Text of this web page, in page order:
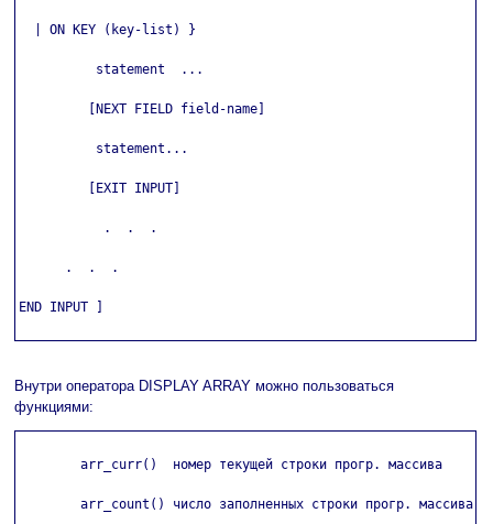
  | ON KEY (key-list) }
          statement  ...
         [NEXT FIELD field-name]
          statement...
         [EXIT INPUT]
           .  .  .
      .  .  .
END INPUT ]
Внутри оператора DISPLAY ARRAY можно пользоваться
функциями:
        arr_curr()  номер текущей строки прогр. массива
        arr_count() число заполненных строки прогр. массива